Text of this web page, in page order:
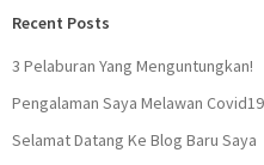
Recent Posts
3 Pelaburan Yang Menguntungkan!
Pengalaman Saya Melawan
Selamat Datang Ke Blog Baru Saya